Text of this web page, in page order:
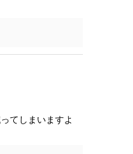
てしまいますよ